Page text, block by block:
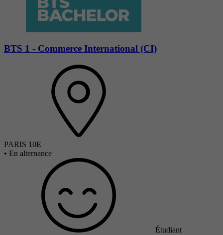
BTS 1 - Commerce International (CI)
PARIS 10E
• En alternance
Étudiant